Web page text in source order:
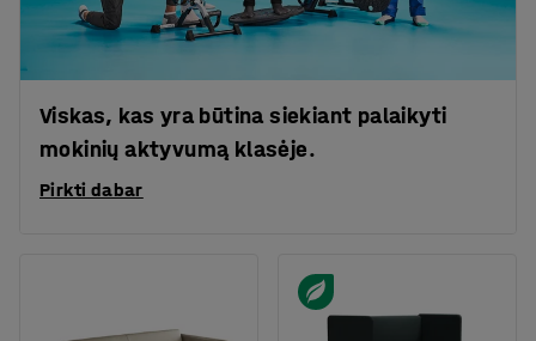
Viskas, kas yra būtina siekiant palaikyti
mokinių aktyvumą klasėje.
Pirkti dabar